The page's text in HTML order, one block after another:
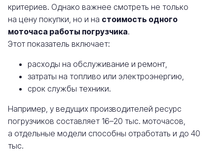
критериев. Однако важнее смотреть не только
на цену покупки, но и на стоимость одного
моточаса работы погрузчика.
Этот показатель включает:
расходы на обслуживание и ремонт,
затраты на топливо или электроэнергию,
срок службы техники.
Например, у ведущих производителей ресурс
погрузчиков составляет 16–20 тыс. моточасов,
а отдельные модели способны отработать и до 40
тыс.